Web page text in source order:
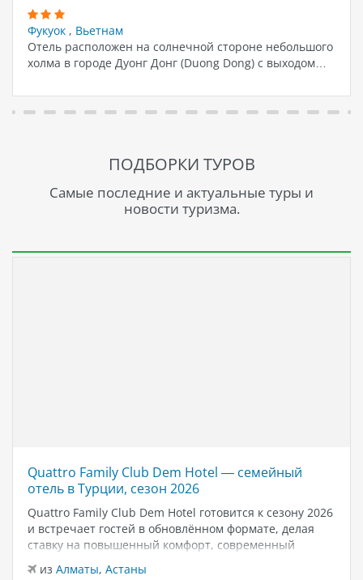
Фукуок , Вьетнам
Отель расположен на солнечной стороне небольшого
холма в городе Дуонг Донг (Duong Dong) с выходом…
ПОДБОРКИ ТУРОВ
Самые последние и актуальные туры и
новости туризма.
Quattro Family Club Dem Hotel — семейный
отель в Турции, сезон 2026
Quattro Family Club Dem Hotel готовится к сезону 2026
и встречает гостей в обновлённом формате, делая
ставку на повышенный комфорт, современный
дизайн и атмосферу спокойного семейного отдыха у
из Алматы, Астаны